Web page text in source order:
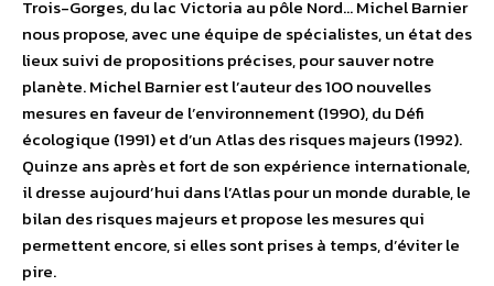
Trois-Gorges, du lac Victoria au pôle Nord… Michel Barnier
nous propose, avec une équipe de spécialistes, un état des
lieux suivi de propositions précises, pour sauver notre
planète. Michel Barnier est l’auteur des 100 nouvelles
mesures en faveur de l’environnement (1990), du Défi
écologique (1991) et d’un Atlas des risques majeurs (1992).
Quinze ans après et fort de son expérience internationale,
il dresse aujourd’hui dans l’Atlas pour un monde durable, le
bilan des risques majeurs et propose les mesures qui
permettent encore, si elles sont prises à temps, d’éviter le
pire.